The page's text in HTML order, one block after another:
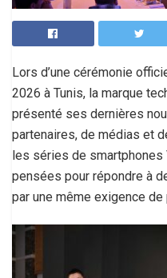
Lors d’une cérémonie
2026 à Tunis, la marque
présenté ses dernières
partenaires, de médias et
les séries de smartphones
pensées pour répondre à
par une même exigence